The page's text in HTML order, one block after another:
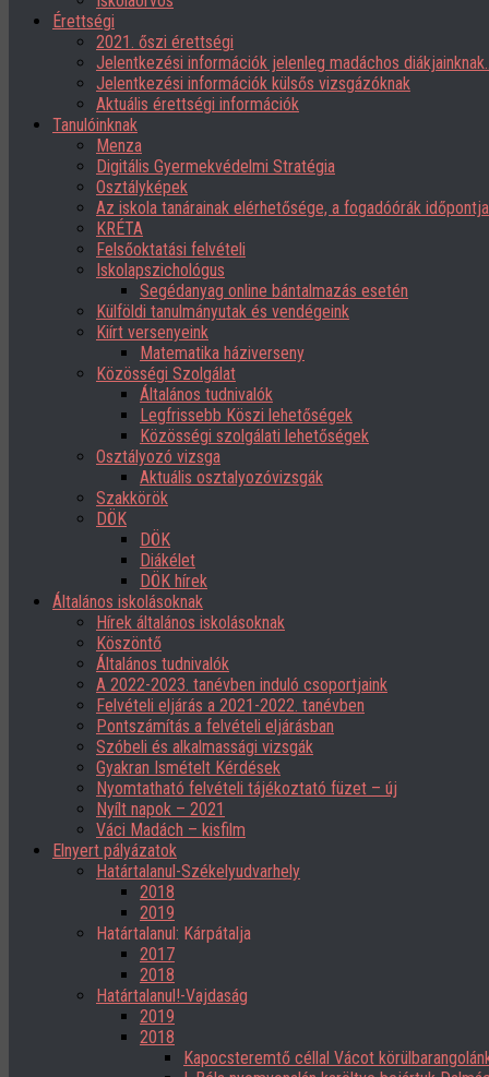
Érettségi
2021. őszi érettségi
Jelentkezési információk jelenleg madáchos
Jelentkezési információk külsős vizsgázóknak
Aktuális érettségi információk
Tanulóinknak
Menza
Digitális Gyermekvédelmi Stratégia
Osztályképek
Az iskola tanárainak elérhetősége, a fogadóórák
KRÉTA
Felsőoktatási felvételi
Iskolapszichológus
Segédanyag online bántalmazás esetén
Külföldi tanulmányutak és vendégeink
Kiírt versenyeink
Matematika háziverseny
Közösségi Szolgálat
Általános tudnivalók
Legfrissebb Köszi lehetőségek
Közösségi szolgálati lehetőségek
Osztályozó vizsga
Aktuális osztalyozóvizsgák
Szakkörök
DÖK
DÖK
Diákélet
DÖK hírek
Általános iskolásoknak
Hírek általános iskolásoknak
Köszöntő
Általános tudnivalók
A 2022-2023. tanévben induló csoportjaink
Felvételi eljárás a 2021-2022. tanévben
Pontszámítás a felvételi eljárásban
Szóbeli és alkalmassági vizsgák
Gyakran Ismételt Kérdések
Nyomtatható felvételi tájékoztató füzet – új
Nyílt napok – 2021
Váci Madách – kisfilm
Elnyert pályázatok
Határtalanul-Székelyudvarhely
2018
2019
Határtalanul: Kárpátalja
2017
2018
Határtalanul!-Vajdaság
2019
2018
Kapocsteremtő céllal Vácot